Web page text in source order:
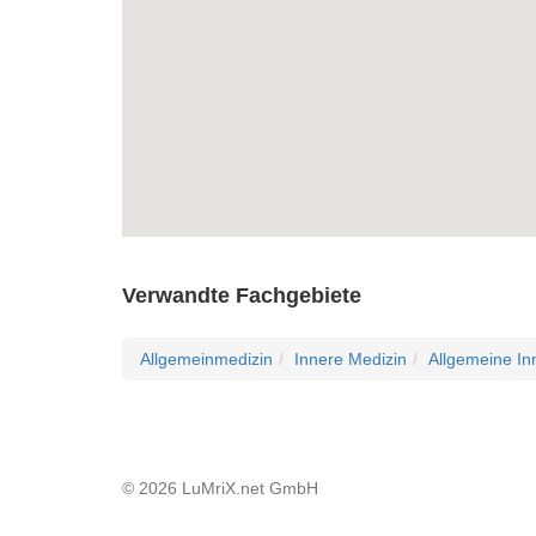
Verwandte Fachgebiete
Allgemeinmedizin Innere Medizin Allgemeine
© 2026 LuMriX.net GmbH